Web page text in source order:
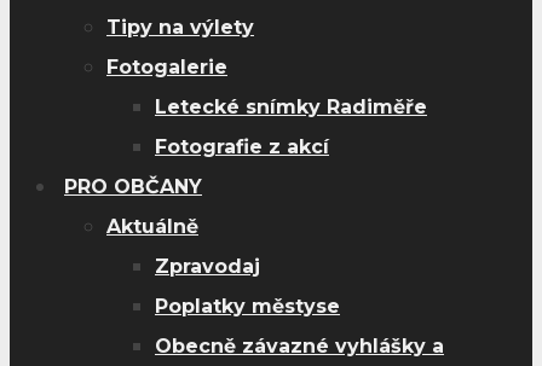
Tipy na výlety
Fotogalerie
Letecké snímky Radiměře
Fotografie z akcí
PRO OBČANY
Aktuálně
Zpravodaj
Poplatky městyse
Obecně závazné vyhlášky a